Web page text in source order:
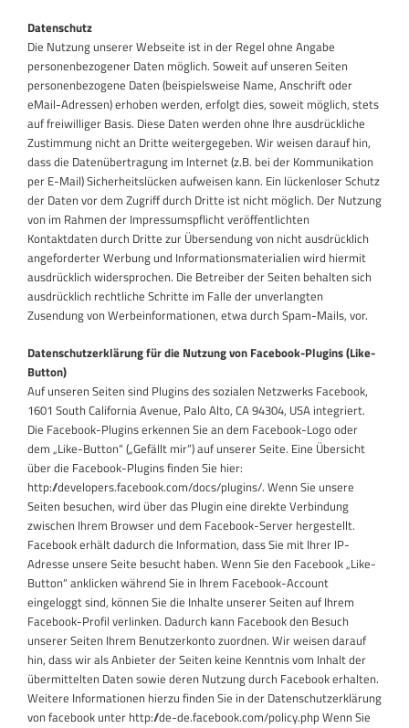
Datenschutz
Die Nutzung unserer Webseite ist in der Regel ohne Angabe
personenbezogener Daten möglich. Soweit auf unseren Seiten
personenbezogene Daten (beispielsweise Name, Anschrift oder
eMail-Adressen) erhoben werden, erfolgt dies, soweit möglich, stets
auf freiwilliger Basis. Diese Daten werden ohne Ihre ausdrückliche
Zustimmung nicht an Dritte weitergegeben. Wir weisen darauf hin,
dass die Datenübertragung im Internet (z.B. bei der Kommunikation
per E-Mail) Sicherheitslücken aufweisen kann. Ein lückenloser Schutz
der Daten vor dem Zugriff durch Dritte ist nicht möglich. Der Nutzung
von im Rahmen der Impressumspflicht veröffentlichten
Kontaktdaten durch Dritte zur Übersendung von nicht ausdrücklich
angeforderter Werbung und Informationsmaterialien wird hiermit
ausdrücklich widersprochen. Die Betreiber der Seiten behalten sich
ausdrücklich rechtliche Schritte im Falle der unverlangten
Zusendung von Werbeinformationen, etwa durch Spam-Mails, vor.
Datenschutzerklärung für die Nutzung von Facebook-Plugins (Like-
Button)
Auf unseren Seiten sind Plugins des sozialen Netzwerks Facebook,
1601 South California Avenue, Palo Alto, CA 94304, USA integriert.
Die Facebook-Plugins erkennen Sie an dem Facebook-Logo oder
dem „Like-Button“ („Gefällt mir“) auf unserer Seite. Eine Übersicht
über die Facebook-Plugins finden Sie hier:
http://developers.facebook.com/docs/plugins/. Wenn Sie unsere
Seiten besuchen, wird über das Plugin eine direkte Verbindung
zwischen Ihrem Browser und dem Facebook-Server hergestellt.
Facebook erhält dadurch die Information, dass Sie mit Ihrer IP-
Adresse unsere Seite besucht haben. Wenn Sie den Facebook „Like-
Button“ anklicken während Sie in Ihrem Facebook-Account
eingeloggt sind, können Sie die Inhalte unserer Seiten auf Ihrem
Facebook-Profil verlinken. Dadurch kann Facebook den Besuch
unserer Seiten Ihrem Benutzerkonto zuordnen. Wir weisen darauf
hin, dass wir als Anbieter der Seiten keine Kenntnis vom Inhalt der
übermittelten Daten sowie deren Nutzung durch Facebook erhalten.
Weitere Informationen hierzu finden Sie in der Datenschutzerklärung
von facebook unter http://de-de.facebook.com/policy.php Wenn Sie